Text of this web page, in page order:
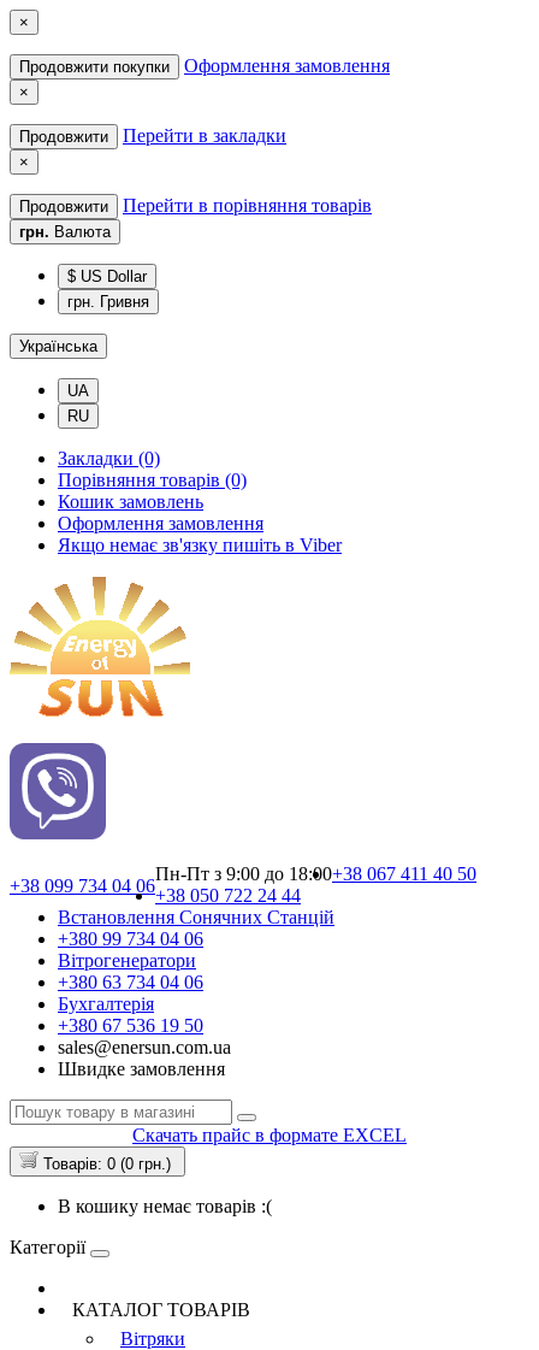
×
Продовжити покупки Оформлення замовлення
×
Продовжити Перейти в закладки
×
Продовжити Перейти в порівняння товарів
грн. Валюта
$ US Dollar
грн. Гривня
Українська
UA
RU
Закладки (0)
Порівняння товарів (0)
Кошик замовлень
Оформлення замовлення
Якщо немає зв'язку пишіть в Viber
+38 099 734 04 06
Пн-Пт з 9:00 до 18:00+38 067 411 40 50
+38 050 722 24 44
Встановлення Сонячних Cтанцій
+380 99 734 04 06
Вітрогенератори
+380 63 734 04 06
Бухгалтерія
+380 67 536 19 50
sales@enersun.com.ua
Швидке замовлення
Скачать прайс в формате EXCEL
Товарів: 0 (0 грн.)
В кошику немає товарів :(
Категорії
КАТАЛОГ ТОВАРІВ
Вітряки